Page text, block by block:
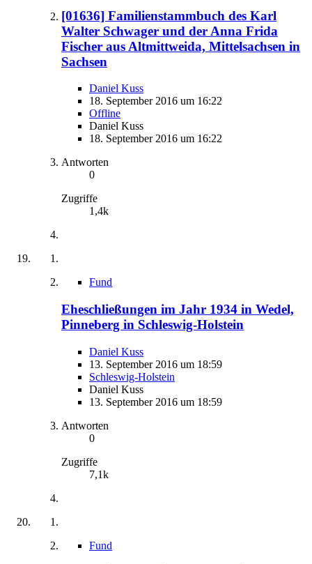
[01636] Familienstammbuch des Karl
Walter Schwager und der Anna Frida
Fischer aus Altmittweida, Mittelsachsen in
Sachsen
Daniel Kuss
18. September 2016 um 16:22
Offline
Daniel Kuss
18. September 2016 um 16:22
Antworten
0
Zugriffe
1,4k
Fund
Eheschließungen im Jahr 1934 in Wedel,
Pinneberg in Schleswig-Holstein
Daniel Kuss
13. September 2016 um 18:59
Schleswig-Holstein
Daniel Kuss
13. September 2016 um 18:59
Antworten
0
Zugriffe
7,1k
Fund